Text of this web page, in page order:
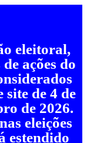
eleitoral,
ações do
de 4 de
de 2026.
eleições
estendido